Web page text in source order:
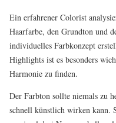
Ein erfahrener Colorist
Haarfarbe, den Grundton und
individuelles Farbkonzept
Highlights ist es besonders
Harmonie zu finden.
Der Farbton sollte niemals zu
schnell künstlich wirken kann.